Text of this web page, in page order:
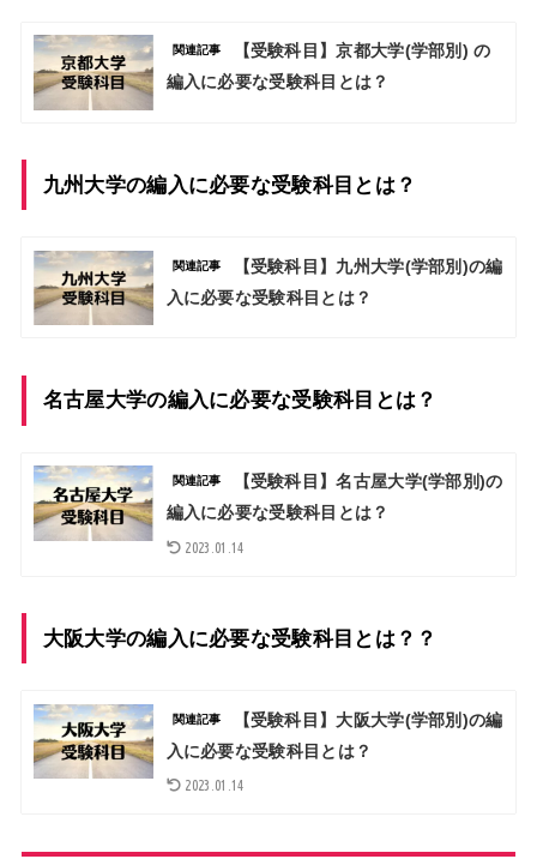
関連記事
【受験科目】京都大学(学部別) の
編入に必要な受験科目とは？
九州大学の編入に必要な受験科目とは？
関連記事
【受験科目】九州大学(学部別)の編
入に必要な受験科目とは？
名古屋大学の編入に必要な受験科目とは？
関連記事
【受験科目】名古屋大学(学部別)の
編入に必要な受験科目とは？
2023.01.14
大阪大学の編入に必要な受験科目とは？？
関連記事
【受験科目】大阪大学(学部別)の編
入に必要な受験科目とは？
2023.01.14